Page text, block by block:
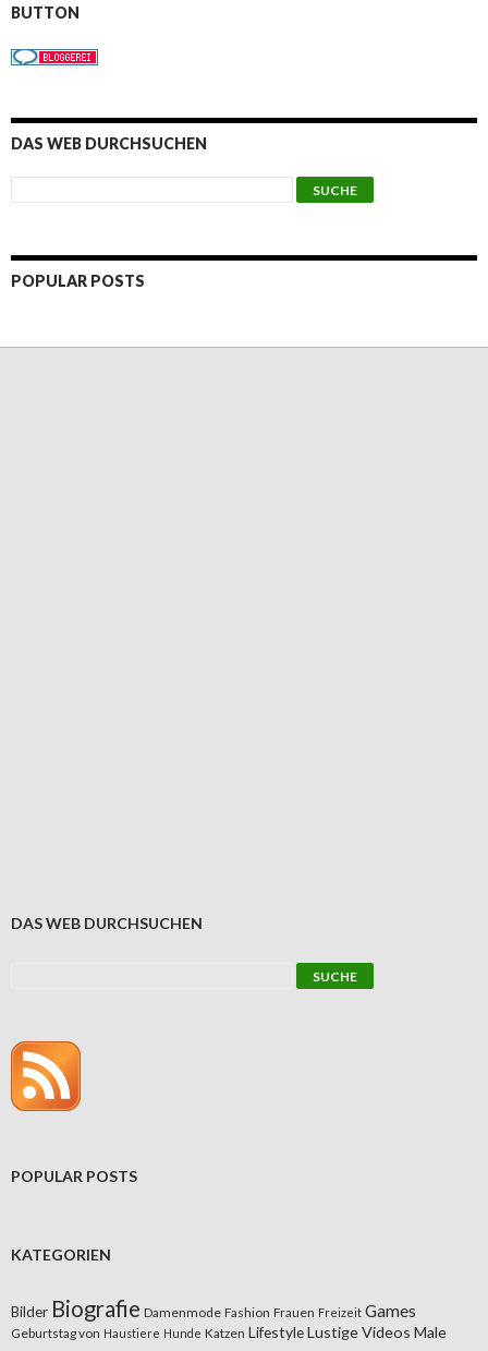
BUTTON
DAS WEB DURCHSUCHEN
POPULAR POSTS
DAS WEB DURCHSUCHEN
POPULAR POSTS
KATEGORIEN
Bilder Biografie Damenmode Fashion Frauen Freizeit Games
Geburtstag von Haustiere Hunde Katzen LifestyleLustige Videos Male